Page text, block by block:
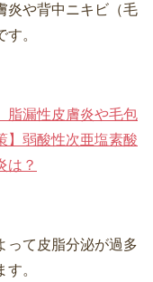
炎や背中ニキビ（毛
。
脂漏性皮膚炎や毛包
】弱酸性次亜塩素酸
は？
って皮脂分泌が過多
。